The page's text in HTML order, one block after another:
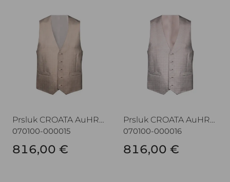
Prsluk CROATA AuHRum
070100-000015
816,00 €
Prsluk CROATA AuHRum
070100-000016
816,00 €